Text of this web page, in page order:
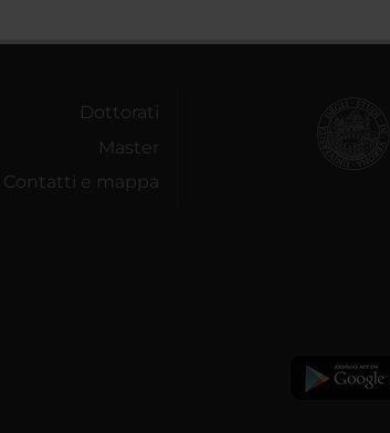
Dottorati
Master
Contatti e mappa